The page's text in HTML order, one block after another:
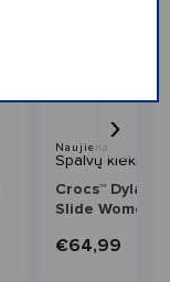
Naujiena
Spalvų kiekis: 2
Crocs™ Dylan
Slide Women's
€64,99
›